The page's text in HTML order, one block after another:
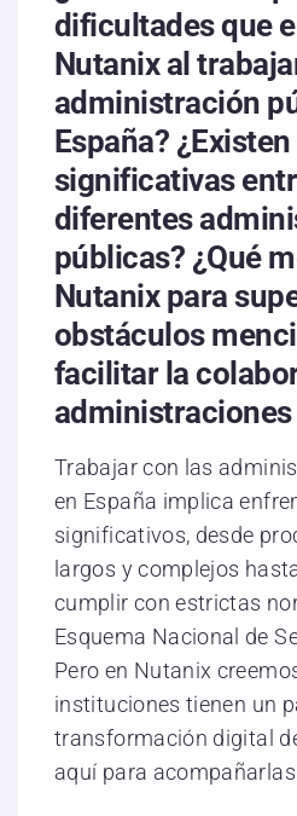
dificultades que
Nutanix al
administración
España?
significativas
diferentes
públicas? ¿Qué
Nutanix para
obstáculos
facilitar la
Trabajar con las
en España implica
significativos, desde
largos y complejos
cumplir con estrictas
Esquema Nacional de
Pero en Nutanix
instituciones tienen un
transformación digital
aquí para